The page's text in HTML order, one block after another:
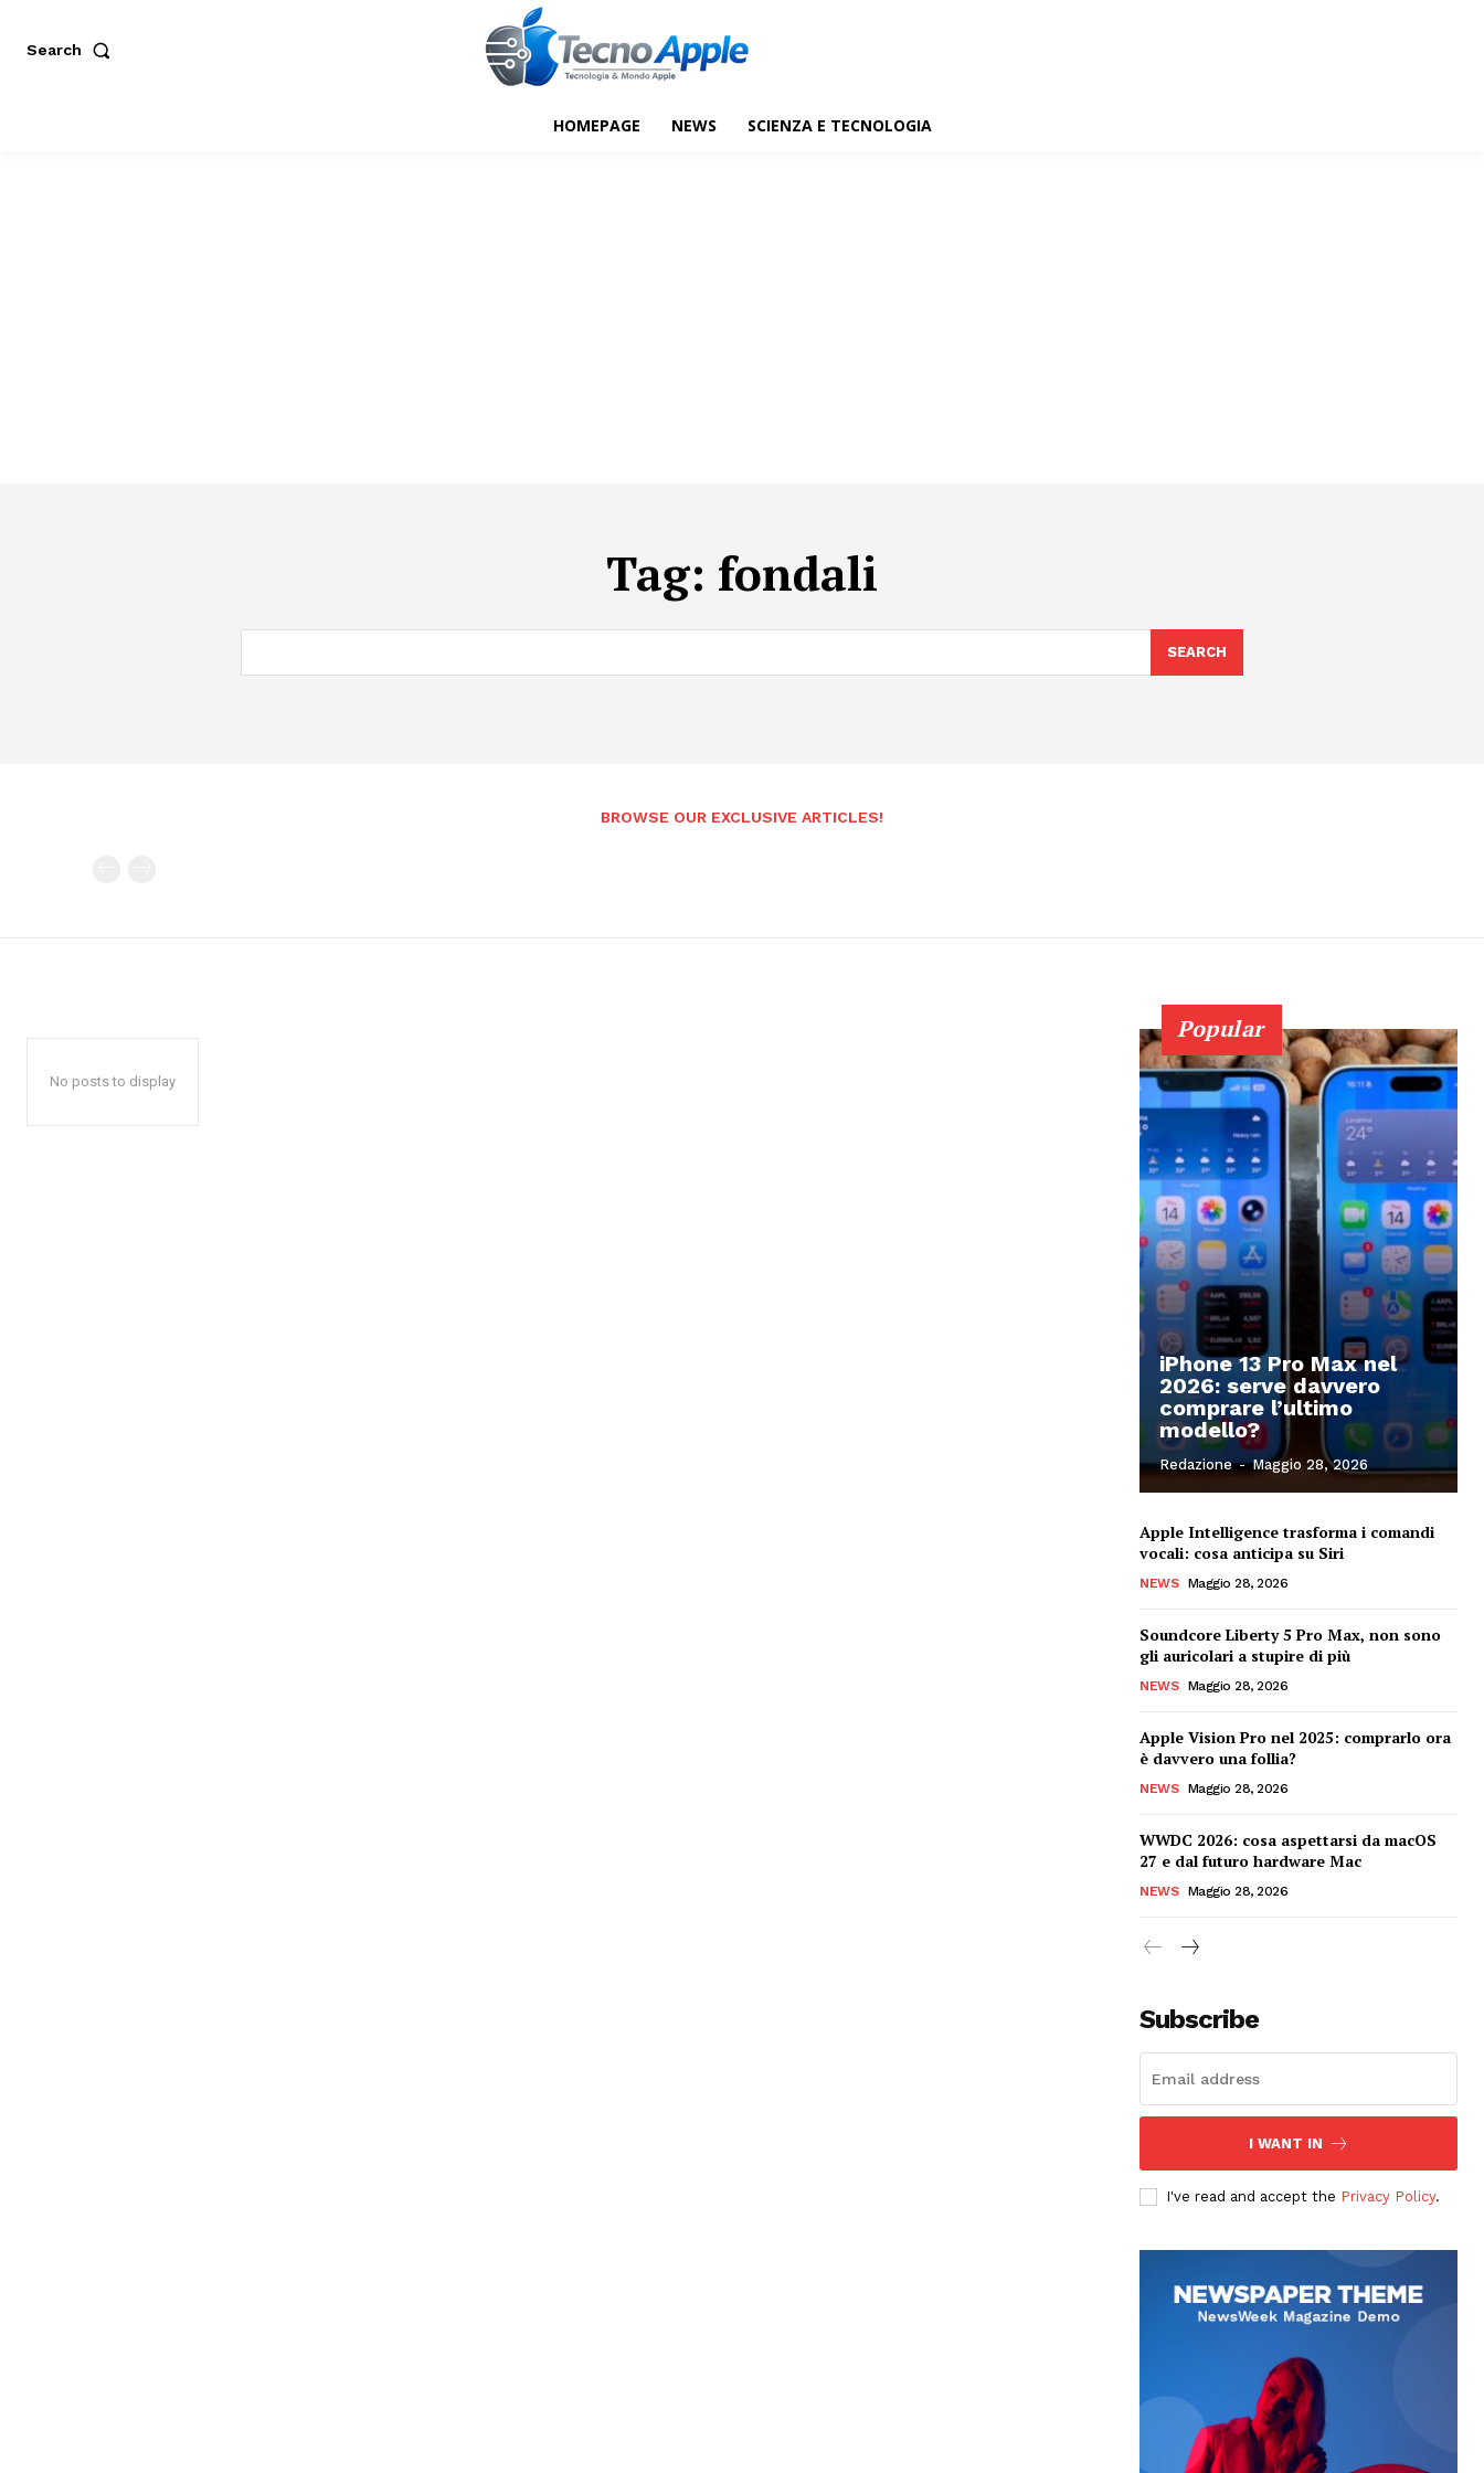
Search
HOMEPAGE NEWS SCIENZA E TECNOLOGIA
Tag: fondali
SEARCH
BROWSE OUR EXCLUSIVE ARTICLES!
No posts to display
Popular
iPhone 13 Pro Max nel
2026: serve davvero
comprare l’ultimo
modello?
Redazione - Maggio 28, 2026
Apple Intelligence trasforma i comandi
vocali: cosa anticipa su Siri
NEWS Maggio 28, 2026
Soundcore Liberty 5 Pro Max, non sono
gli auricolari a stupire di più
NEWS Maggio 28, 2026
Apple Vision Pro nel 2025: comprarlo ora
è davvero una follia?
NEWS Maggio 28, 2026
WWDC 2026: cosa aspettarsi da macOS
27 e dal futuro hardware Mac
NEWS Maggio 28, 2026
Subscribe
I WANT IN
I've read and accept the Privacy Policy.